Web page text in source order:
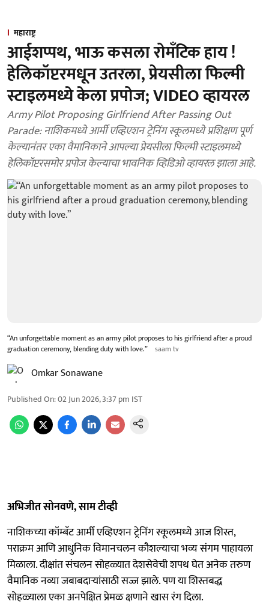
महाराष्ट्र
आईशप्पथ, भाऊ कसला रोमँटिक हाय !
हेलिकॉप्टरमधून उतरला, प्रेयसीला फिल्मी
स्टाइलमध्ये केला प्रपोज; VIDEO व्हायरल
Army Pilot Proposing Girlfriend After Passing Out
Parade: नाशिकमध्ये आर्मी एव्हिएशन ट्रेनिंग स्कूलमध्ये प्रशिक्षण पूर्ण
केल्यानंतर एका वैमानिकाने आपल्या प्रेयसीला फिल्मी स्टाइलमध्ये
हेलिकॉप्टरसमोर प्रपोज केल्याचा भावनिक व्हिडिओ व्हायरल झाला आहे.
“An unforgettable moment as an army pilot proposes to his girlfriend after a proud
graduation ceremony, blending duty with love.” saam tv
Omkar Sonawane
Published On:02 Jun 2026, 3:37 pm IST
अभिजीत सोनवणे, साम टीव्ही
नाशिकच्या कॉम्बॅट आर्मी एव्हिएशन ट्रेनिंग स्कूलमध्ये आज शिस्त,
पराक्रम आणि आधुनिक विमानचलन कौशल्याचा भव्य संगम पाहायला
मिळाला. दीक्षांत संचलन सोहळ्यात देशसेवेची शपथ घेत अनेक तरुण
वैमानिक नव्या जबाबदाऱ्यांसाठी सज्ज झाले. पण या शिस्तबद्ध
सोहळ्याला एका अनपेक्षित प्रेमळ क्षणाने खास रंग दिला.